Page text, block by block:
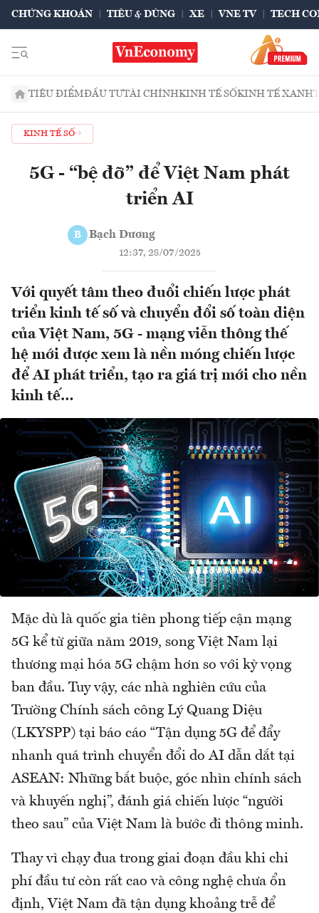
CHỨNG KHOÁN TIÊU & DÙNG XE VNE TV TECH
TIÊU ĐIỂMĐẦU TƯTÀI CHÍNHKINH TẾ SỐKINH TẾ XANH
KINH TẾ SỐ
5G - “bệ đỡ” để Việt Nam phát
triển AI
B Bạch Dương
12:37, 28/07/2025
Với quyết tâm theo đuổi chiến lược phát
triển kinh tế số và chuyển đổi số toàn diện
của Việt Nam, 5G - mạng viễn thông thế
hệ mới được xem là nền móng chiến lược
để AI phát triển, tạo ra giá trị mới cho nền
kinh tế…
Mặc dù là quốc gia tiên phong tiếp cận mạng
5G kể từ giữa năm 2019, song Việt Nam lại
thương mại hóa 5G chậm hơn so với kỳ vọng
ban đầu. Tuy vậy, các nhà nghiên cứu của
Trường Chính sách công Lý Quang Diệu
(LKYSPP) tại báo cáo “Tận dụng 5G để đẩy
nhanh quá trình chuyển đổi do AI dẫn dắt tại
ASEAN: Những bắt buộc, góc nhìn chính sách
và khuyến nghị”, đánh giá chiến lược “người
theo sau” của Việt Nam là bước đi thông minh.
Thay vì chạy đua trong giai đoạn đầu khi chi
phí đầu tư còn rất cao và công nghệ chưa ổn
định, Việt Nam đã tận dụng khoảng trễ để